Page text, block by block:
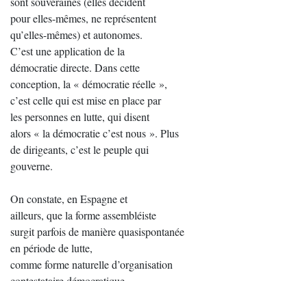
pour elles-mêmes, ne représentent
qu’elles-mêmes) et autonomes.
C’est une application de la
démocratie directe. Dans cette
conception, la « démocratie réelle »,
c’est celle qui est mise en place par
les personnes en lutte, qui disent
alors « la démocratie c’est nous ». Plus
de dirigeants, c’est le peuple qui
gouverne.
On constate, en Espagne et
ailleurs, que la forme assembléiste
surgit parfois de manière quasispontanée
en période de lutte,
comme forme naturelle d’organisation